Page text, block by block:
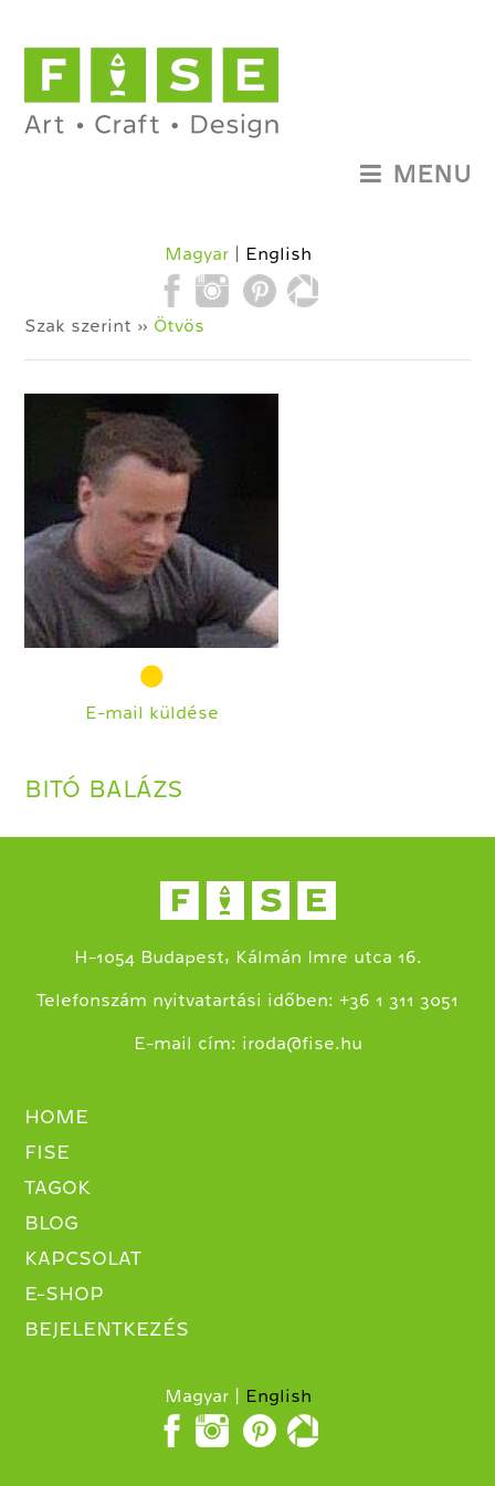
Magyar English
MENU
Szak szerint » Ötvös
E-mail küldése
BITÓ BALÁZS
H-1054 Budapest, Kálmán Imre utca 16.
Telefonszám nyitvatartási időben: +36 1 311 3051
E-mail cím: iroda@fise.hu
HOME
FISE
TAGOK
BLOG
KAPCSOLAT
E-SHOP
BEJELENTKEZÉS
Magyar English